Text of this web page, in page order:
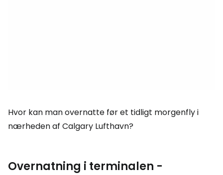
Hvor kan man overnatte før et tidligt morgenfly i
nærheden af Calgary Lufthavn?
Overnatning i terminalen -